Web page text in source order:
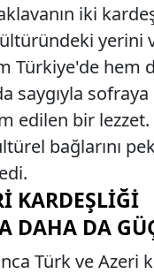
iki
yerini
Türkiye'de hem
saygıyla
edilen bir
bağlarını
KARDEŞLIĞI
DAHA DA
Türk ve Azeri